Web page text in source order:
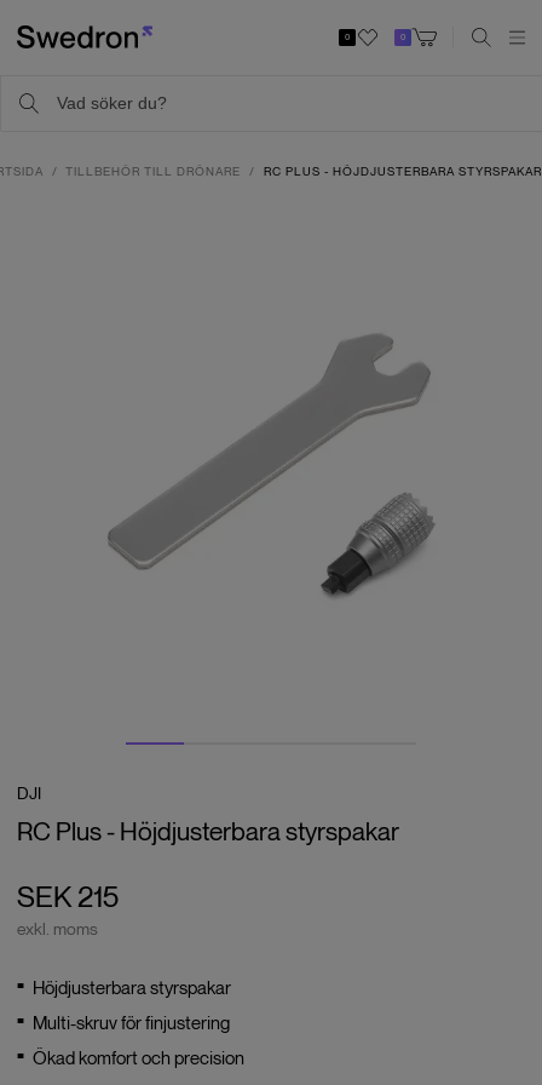
0 0
TILLBEHÖR TILL DRÖNARE RC PLUS - HÖJDJUSTERBARA STYRSPAKAR
DJI
RC Plus - Höjdjusterbara styrspakar
SEK 215
exkl. moms
Höjdjusterbara styrspakar
Multi-skruv för finjustering
Ökad komfort och precision